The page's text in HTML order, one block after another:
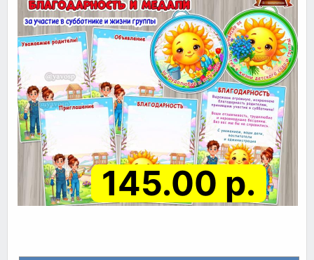
145.00 р.